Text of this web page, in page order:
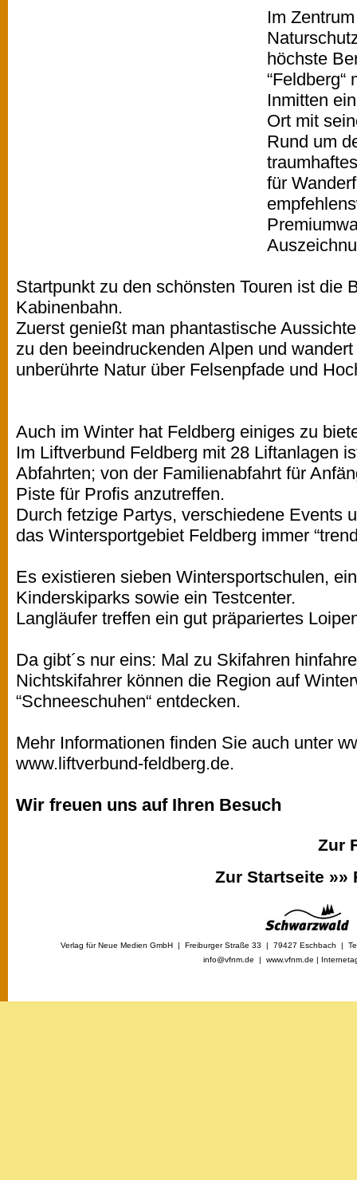
Im
höchste
“Feldberg“
Inmitten
Ort mit
Rund um
für
Startpunkt zu den schönsten Touren ist die
Kabinenbahn.
Zuerst genießt man phantastische
zu den beeindruckenden Alpen und
unberührte Natur über Felsenpfade und
Auch im Winter hat Feldberg einiges zu
Im Liftverbund Feldberg mit 28 Liftanlagen
Abfahrten; von der Familienabfahrt für
Piste für Profis anzutreffen.
Durch fetzige Partys, verschiedene Events
das Wintersportgebiet Feldberg immer
Es existieren sieben Wintersportschulen,
Kinderskiparks sowie ein Testcenter.
Langläufer treffen ein gut präpariertes
Da gibt´s nur eins: Mal zu Skifahren
Nichtskifahrer können die Region auf
“Schneeschuhen“ entdecken.
Mehr Informationen finden Sie auch unter
www.liftverbund-feldberg.de.
Wir freuen uns auf Ihren Besuch
Zur
Zur Startseite »»
Verlag für Neue Medien GmbH | Freiburger Straße 33 | 79427 Eschbach |
info@vfnm.de | www.vfnm.de |